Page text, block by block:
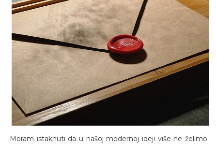
Moram istaknuti da u našoj modernoj ideji više ne želimo